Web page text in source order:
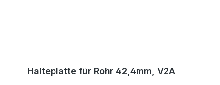
Halteplatte für Rohr 42,4mm, V2A